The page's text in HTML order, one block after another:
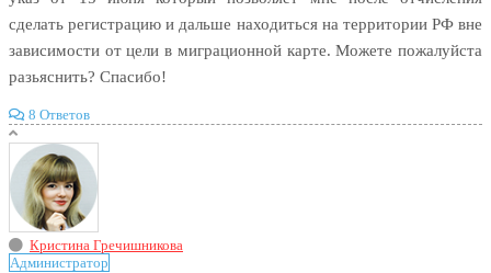
сделать регистрацию и дальше находиться на территории РФ вне
зависимости от цели в миграционной карте. Можете пожалуйста
разьяснить? Спасибо!
8 Ответов
Кристина Гречишникова
Администратор